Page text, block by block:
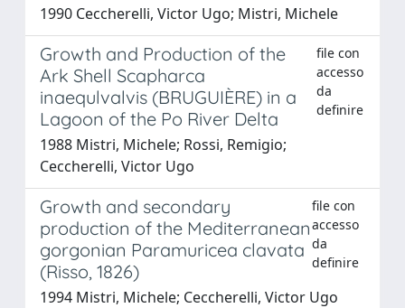
1990 Ceccherelli, Victor Ugo; Mistri, Michele
Growth and Production of the
Ark Shell Scapharca
inaequlvalvis (BRUGUIÈRE) in a
Lagoon of the Po River Delta
file con
accesso
da
definire
1988 Mistri, Michele; Rossi, Remigio;
Ceccherelli, Victor Ugo
Growth and secondary
production of the Mediterranean
gorgonian Paramuricea clavata
(Risso, 1826)
file con
accesso
da
definire
1994 Mistri, Michele; Ceccherelli, Victor Ugo